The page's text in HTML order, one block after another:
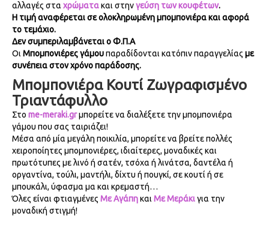
αλλαγές στα χρώματακαι στηνγεύση των κουφέτων.
Η τιμή αναφέρεται σε ολοκληρωμένη μπομπονιέρα και αφορά
το τεμάχιο.
Δεν συμπεριλαμβάνεται ο Φ.Π.Α
Οι Μπομπονιέρες γάμουπαραδίδονται κατόπιν παραγγελίας με
συνέπεια στον χρόνο παράδοσης.
Μπομπονιέρα Κουτί Ζωγραφισμένο
Τριαντάφυλλο
Στο me-meraki.grμπορείτε να διαλέξετε την μπομπονιέρα
γάμου που σας ταιριάζει!
Μέσα από μία μεγάλη ποικιλία, μπορείτε να βρείτε πολλές
χειροποίητες μπομπονιέρες, ιδιαίτερες, μοναδικές και
πρωτότυπες με λινό ή σατέν, τσόχα ή λινάτσα, δαντέλα ή
οργαντίνα, τούλι, μαντήλι, δίχτυ ή πουγκί, σε κουτί ή σε
μπουκάλι, ύφασμα μα και κρεμαστή…
Όλες είναι φτιαγμένες Με Αγάπηκαι Με Μεράκιγια την
μοναδική στιγμή!